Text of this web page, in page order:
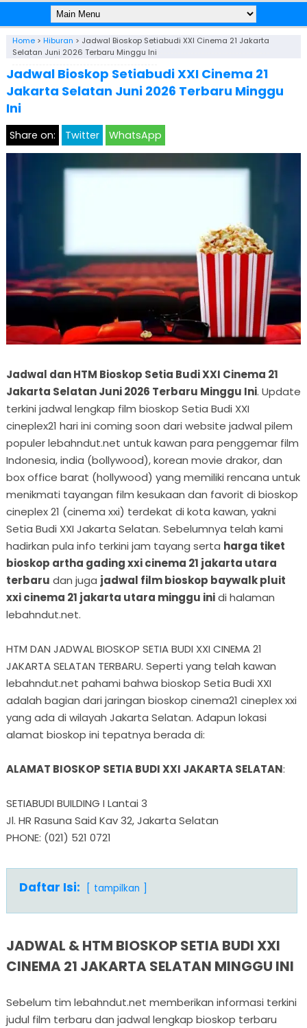
Home> Hiburan > Jadwal Bioskop Setiabudi XXI Cinema 21 Jakarta
Selatan Juni 2026 Terbaru Minggu Ini
Jadwal Bioskop Setiabudi XXI Cinema 21
Jakarta Selatan Juni 2026 Terbaru Minggu
Ini
Share on: Twitter WhatsApp
Jadwal dan HTM Bioskop Setia Budi XXI Cinema 21
Jakarta Selatan Juni 2026 Terbaru Minggu Ini. Update
terkini jadwal lengkap film bioskop Setia Budi XXI
cineplex21 hari ini coming soon dari website jadwal pilem
populer lebahndut.net untuk kawan para penggemar film
Indonesia, india (bollywood), korean movie drakor, dan
box office barat (hollywood) yang memiliki rencana untuk
menikmati tayangan film kesukaan dan favorit di bioskop
cineplex 21 (cinema xxi) terdekat di kota kawan, yakni
Setia Budi XXI Jakarta Selatan. Sebelumnya telah kami
hadirkan pula info terkini jam tayang serta harga tiket
bioskop artha gading xxi cinema 21 jakarta utara
terbaru dan juga jadwal film bioskop baywalk pluit
xxi cinema 21 jakarta utara minggu inidi halaman
lebahndut.net.
HTM DAN JADWAL BIOSKOP SETIA BUDI XXI CINEMA 21
JAKARTA SELATAN TERBARU. Seperti yang telah kawan
lebahndut.net pahami bahwa bioskop Setia Budi XXI
adalah bagian dari jaringan bioskop cinema21 cineplex xxi
yang ada di wilayah Jakarta Selatan. Adapun lokasi
alamat bioskop ini tepatnya berada di:
ALAMAT BIOSKOP SETIA BUDI XXI JAKARTA SELATAN:
SETIABUDI BUILDING I Lantai 3
Jl. HR Rasuna Said Kav 32, Jakarta Selatan
PHONE: (021) 521 0721
Daftar Isi: tampilkan
JADWAL & HTM BIOSKOP SETIA BUDI XXI
CINEMA 21 JAKARTA SELATAN MINGGU INI
Sebelum tim lebahndut.net memberikan informasi terkini
judul film terbaru dan jadwal lengkap bioskop terbaru